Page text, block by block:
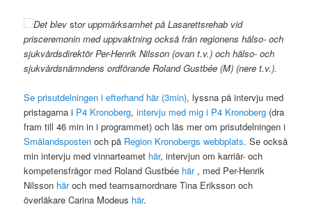
Det blev stor uppmärksamhet på Lasarettsrehab vid
prisceremonin med uppvaktning också från regionens hälso- och
sjukvårdsdirektör Per-Henrik Nilsson (ovan t.v.) och hälso- och
sjukvårdsnämndens ordförande Roland Gustbée (M) (nere t.v.).
Se prisutdelningen i efterhand här (3min), lyssna på intervju med
pristagarna i P4 Kronoberg,intervju med mig i P4 Kronoberg (dra
fram till 46 min in i programmet) och läs mer om prisutdelningen i
Smålandsposten och på Region Kronobergs webbplats. Se också
min intervju med vinnarteamet här, intervjun om karriär- och
kompetensfrågor med Roland Gustbée här, med Per-Henrik
Nilsson häroch med teamsamordnare Tina Eriksson och
överläkare Carina Modeus här.